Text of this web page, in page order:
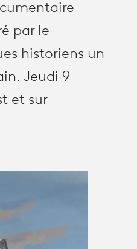
par le
historiens un
Jeudi 9
et sur